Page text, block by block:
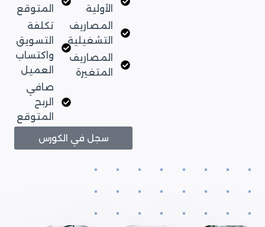
الأولية
المصاريف
التشغيلية
المصاريف
المتغيرة
المتوقع
تكلفة
التسويق
واكتساب
العميل
صافي
الربح
المتوقع
سجل في الكورس